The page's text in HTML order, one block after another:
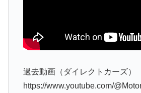
過去動画（ダイレクトカーズ）
https://www.youtube.com/